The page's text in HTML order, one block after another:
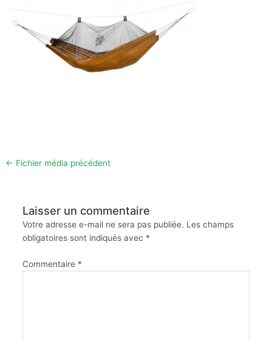
← Fichier média précédent
Laisser un commentaire
Votre adresse e-mail ne sera pas publiée. Les champs
obligatoires sont indiqués avec *
Commentaire *